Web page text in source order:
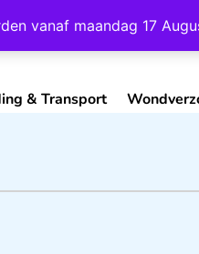
vanaf maandag 17
Account Contact
& Transport